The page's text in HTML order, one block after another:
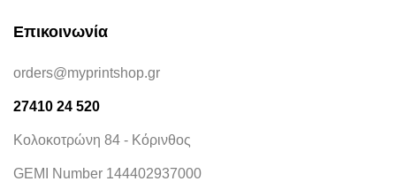
Επικοινωνία
orders@myprintshop.gr
27410 24 520
Κολοκοτρώνη 84 - Κόρινθος
GEMI Number 144402937000